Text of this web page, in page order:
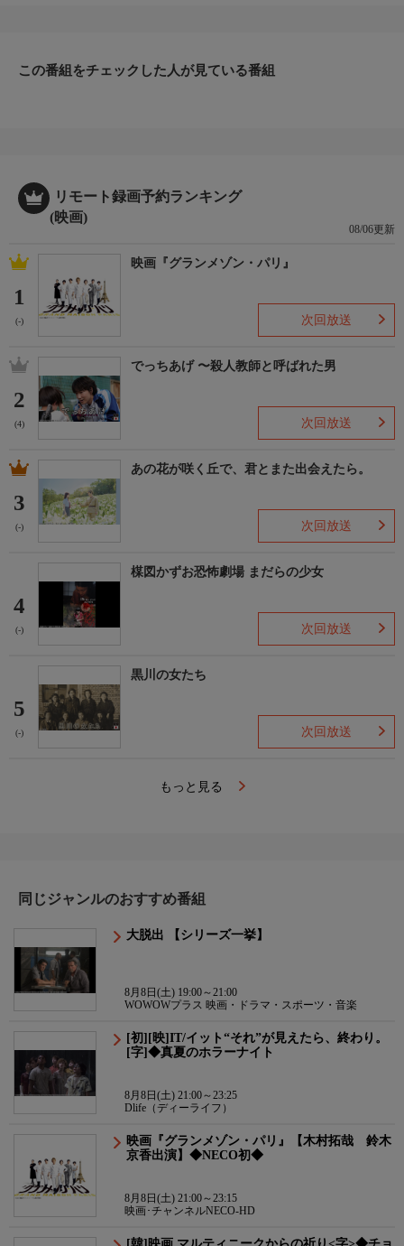
孤立していく。
監督：小沼雄一
原作：みひろ「nude」（講談社刊）
出演：渡辺奈緒子、佐津川愛美、永山たかし、みひろ、山本浩
司、光石研
製作年：2010年 本編時間：107分 年齢制限：R15
番組内容 4/4
※本作品には不適切と思われる表現がありますが制作者の意図を
この番組をチェックした人が見ている番組
リモート録画予約ランキング
(映画)
08/06更新
1
(-)
映画『グランメゾン・パリ』
次回放送
2
(4)
でっちあげ 〜殺人教師と呼ばれた男
次回放送
3
(-)
あの花が咲く丘で、君とまた出会えたら。
次回放送
4
(-)
楳図かずお恐怖劇場 まだらの少女
次回放送
5
(-)
黒川の女たち
次回放送
もっと見る
同じジャンルのおすすめ番組
大脱出 【シリーズ一挙】
8月8日(土) 19:00～21:00
WOWOWプラス 映画・ドラマ・スポーツ・音楽
[初][映]IT/イット“それ”が見えたら、終わり。
[字]◆真夏のホラーナイト
8月8日(土) 21:00～23:25
Dlife（ディーライフ）
映画『グランメゾン・パリ』【木村拓哉 鈴木
京香出演】◆NECO初◆
8月8日(土) 21:00～23:15
映画･チャンネルNECO-HD